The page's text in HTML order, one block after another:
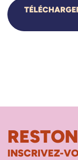
INSCRIVEZ-